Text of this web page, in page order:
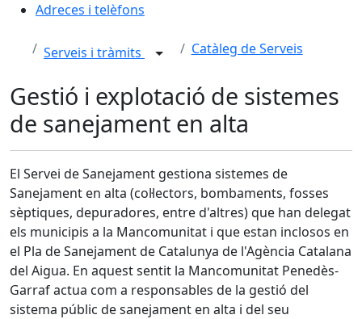
Adreces i telèfons
Serveis i tràmits Catàleg de Serveis
Gestió i explotació de sistemes
de sanejament en alta
El Servei de Sanejament gestiona sistemes de
Sanejament en alta (col·lectors, bombaments, fosses
sèptiques, depuradores, entre d'altres) que han delegat
els municipis a la Mancomunitat i que estan inclosos en
el Pla de Sanejament de Catalunya de l'Agència Catalana
del Aigua. En aquest sentit la Mancomunitat Penedès-
Garraf actua com a responsables de la gestió del
sistema públic de sanejament en alta i del seu